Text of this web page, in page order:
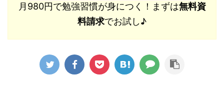
月980円で勉強習慣が身につく！まずは無料資
料請求でお試し♪